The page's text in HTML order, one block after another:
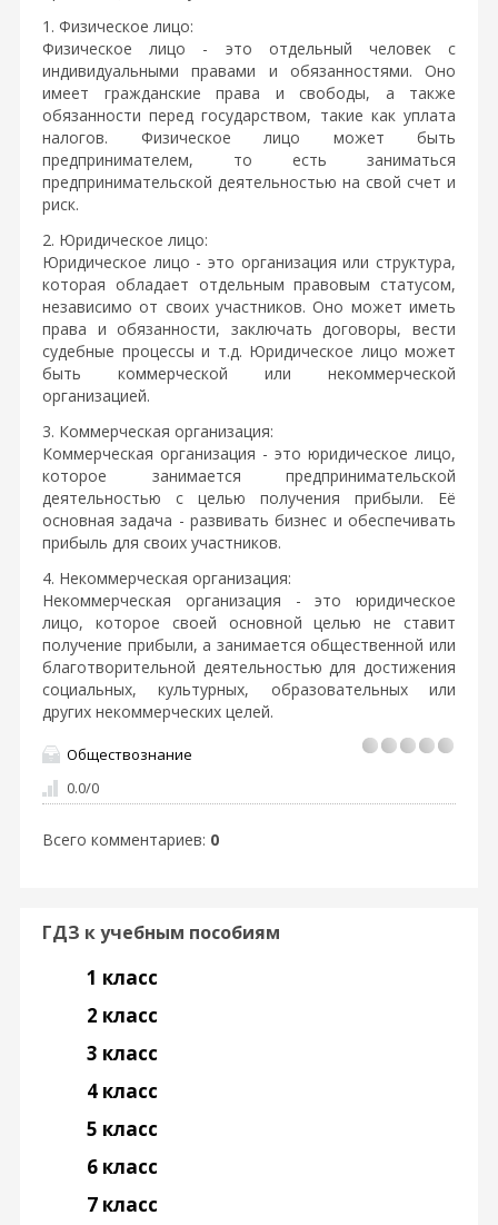
1. Физическое лицо:
Физическое лицо - это отдельный человек с
индивидуальными правами и обязанностями. Оно
имеет гражданские права и свободы, а также
обязанности перед государством, такие как уплата
налогов. Физическое лицо может быть
предпринимателем, то есть заниматься
предпринимательской деятельностью на свой счет и
риск.
2. Юридическое лицо:
Юридическое лицо - это организация или структура,
которая обладает отдельным правовым статусом,
независимо от своих участников. Оно может иметь
права и обязанности, заключать договоры, вести
судебные процессы и т.д. Юридическое лицо может
быть коммерческой или некоммерческой
организацией.
3. Коммерческая организация:
Коммерческая организация - это юридическое лицо,
которое занимается предпринимательской
деятельностью с целью получения прибыли. Её
основная задача - развивать бизнес и обеспечивать
прибыль для своих участников.
4. Некоммерческая организация:
Некоммерческая организация - это юридическое
лицо, которое своей основной целью не ставит
получение прибыли, а занимается общественной или
благотворительной деятельностью для достижения
социальных, культурных, образовательных или
других некоммерческих целей.
Обществознание
0.0/0
Всего комментариев: 0
ГДЗ к учебным пособиям
1 класс
2 класс
3 класс
4 класс
5 класс
6 класс
7 класс